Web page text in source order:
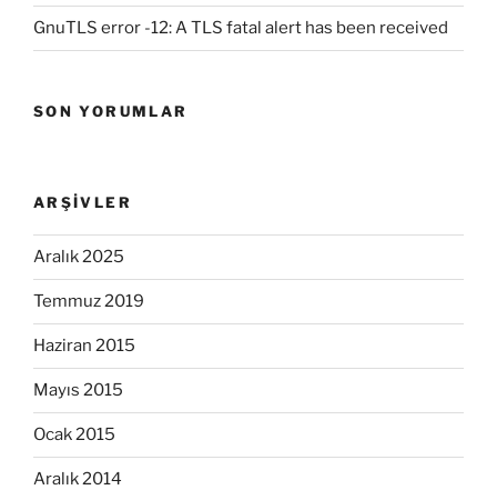
GnuTLS error -12: A TLS fatal alert has been received
SON YORUMLAR
ARŞIVLER
Aralık 2025
Temmuz 2019
Haziran 2015
Mayıs 2015
Ocak 2015
Aralık 2014